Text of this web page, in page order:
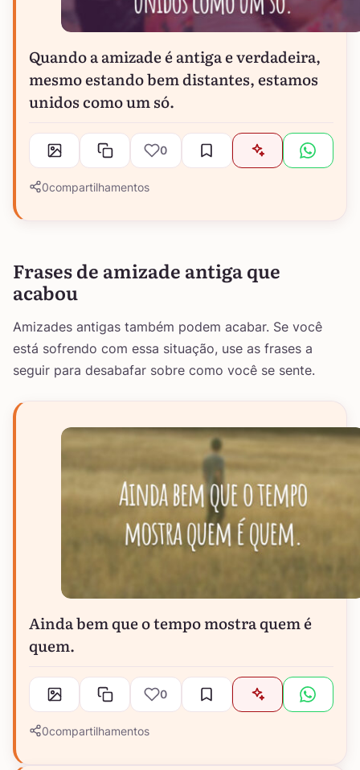
Quando a amizade é antiga e verdadeira,
mesmo estando bem distantes, estamos
unidos como um só.
0
0compartilhamentos
Frases de amizade antiga que
acabou
Amizades antigas também podem acabar. Se você
está sofrendo com essa situação, use as frases a
seguir para desabafar sobre como você se sente.
Ainda bem que o tempo mostra quem é
quem.
0
0compartilhamentos